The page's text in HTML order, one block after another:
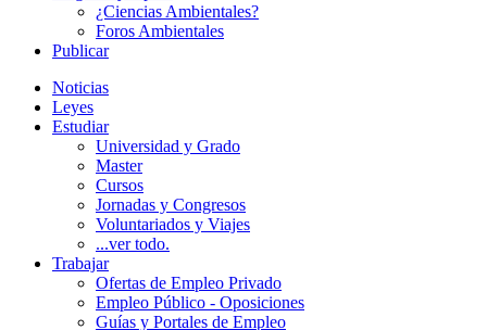
¿Ciencias Ambientales?
Foros Ambientales
Publicar
Noticias
Leyes
Estudiar
Universidad y Grado
Master
Cursos
Jornadas y Congresos
Voluntariados y Viajes
...ver todo.
Trabajar
Ofertas de Empleo Privado
Empleo Público - Oposiciones
Guías y Portales de Empleo